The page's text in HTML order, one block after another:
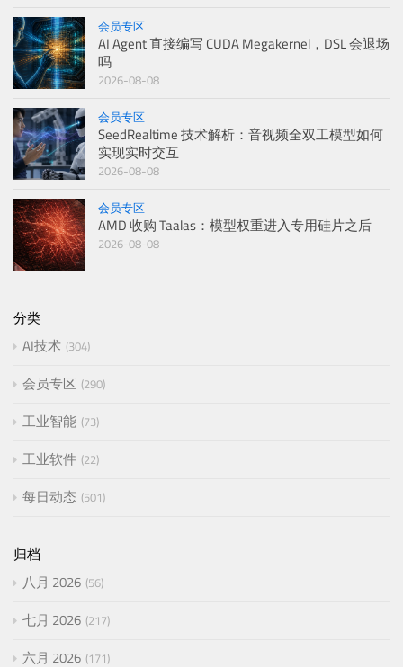
会员专区
AI Agent 直接编写 CUDA Megakernel，DSL 会退场
吗
2026-08-08
会员专区
SeedRealtime 技术解析：音视频全双工模型如何
实现实时交互
2026-08-08
会员专区
AMD 收购 Taalas：模型权重进入专用硅片之后
2026-08-08
分类
AI技术 304
会员专区 290
工业智能 73
工业软件 22
每日动态 501
归档
八月 2026 56
七月 2026 217
六月 2026 171